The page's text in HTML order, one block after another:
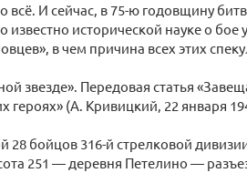
всё. И сейчас, в 75-ю годовщину
известно исторической науке о бое
в чем причина всех этих
звезде». Передовая статья
героях» (А. Кривицкий, 22 января
28 бойцов 316-й стрелковой
251 — деревня Петелино —